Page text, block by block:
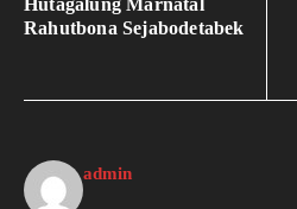
Hutagalung Marnatal
Rahutbona Sejabodetabek
admin